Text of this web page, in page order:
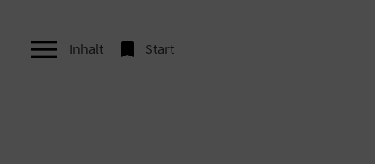
 Inhalt  Start